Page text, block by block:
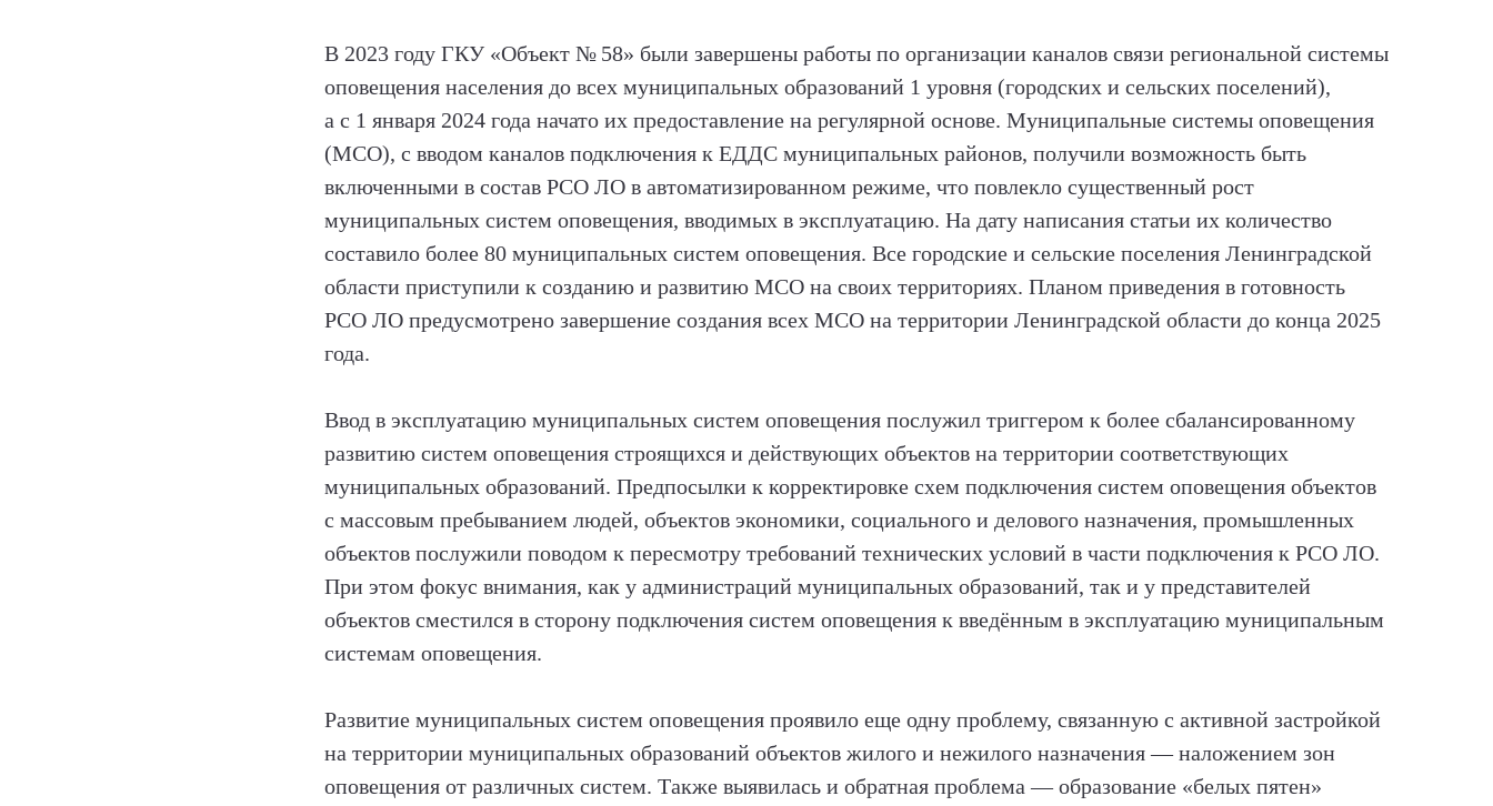
В 2023 году ГКУ «Объект № 58» были завершены работы по организации каналов связи региональной системы
оповещения населения до всех муниципальных образований 1 уровня (городских и сельских поселений),
а с 1 января 2024 года начато их предоставление на регулярной основе. Муниципальные системы оповещения
(МСО), с вводом каналов подключения к ЕДДС муниципальных районов, получили возможность быть
включенными в состав РСО ЛО в автоматизированном режиме, что повлекло существенный рост
муниципальных систем оповещения, вводимых в эксплуатацию. На дату написания статьи их количество
составило более 80 муниципальных систем оповещения. Все городские и сельские поселения Ленинградской
области приступили к созданию и развитию МСО на своих территориях. Планом приведения в готовность
РСО ЛО предусмотрено завершение создания всех МСО на территории Ленинградской области до конца 2025
года.
Ввод в эксплуатацию муниципальных систем оповещения послужил триггером к более сбалансированному
развитию систем оповещения строящихся и действующих объектов на территории соответствующих
муниципальных образований. Предпосылки к корректировке схем подключения систем оповещения объектов
с массовым пребыванием людей, объектов экономики, социального и делового назначения, промышленных
объектов послужили поводом к пересмотру требований технических условий в части подключения к РСО ЛО.
При этом фокус внимания, как у администраций муниципальных образований, так и у представителей
объектов сместился в сторону подключения систем оповещения к введённым в эксплуатацию муниципальным
системам оповещения.
Развитие муниципальных систем оповещения проявило еще одну проблему, связанную с активной застройкой
на территории муниципальных образований объектов жилого и нежилого назначения — наложением зон
оповещения от различных систем. Также выявилась и обратная проблема — образование «белых пятен»